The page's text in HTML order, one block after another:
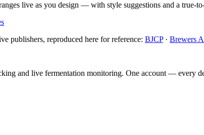
live as you design — with style suggestions and a true-
publishers, reproduced here for reference: BJCP· Brewers
and live fermentation monitoring. One account — every